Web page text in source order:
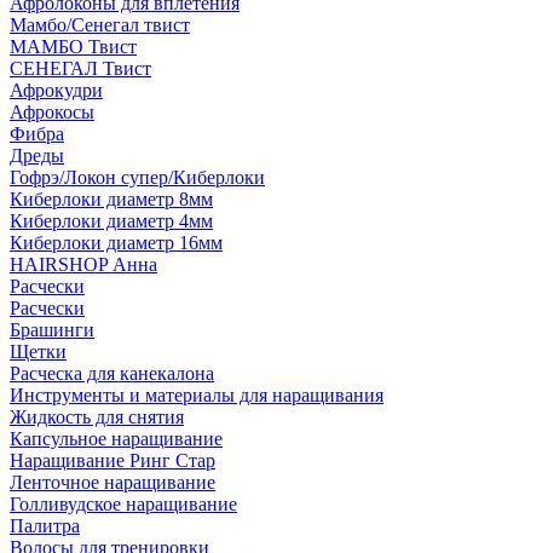
Мамбо/Сенегал твист
МАМБО Твист
СЕНЕГАЛ Твист
Афрокудри
Афрокосы
Фибра
Дреды
Гофрэ/Локон супер/Киберлоки
Киберлоки диаметр 8мм
Киберлоки диаметр 4мм
Киберлоки диаметр 16мм
HAIRSHOP Анна
Расчески
Расчески
Брашинги
Щетки
Расческа для канекалона
Инструменты и материалы для наращивания
Жидкость для снятия
Капсульное наращивание
Наращивание Ринг Стар
Ленточное наращивание
Голливудское наращивание
Палитра
Волосы для тренировки